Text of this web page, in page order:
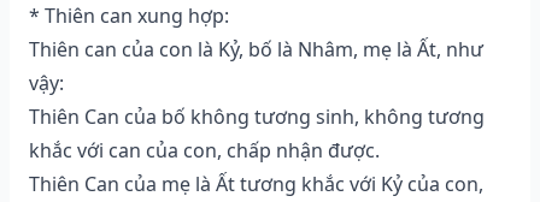
* Thiên can xung hợp:
Thiên can của con là Kỷ, bố là Nhâm, mẹ là Ất, như
vậy:
Thiên Can của bố không tương sinh, không tương
khắc với can của con, chấp nhận được.
Thiên Can của mẹ là Ất tương khắc với Kỷ của con,